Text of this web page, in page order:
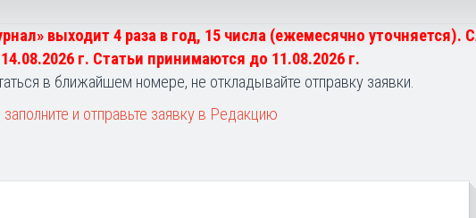
выходит 4 раза в год, 15 числа (ежемесячно
г. Статьи принимаются до 11.08.2026 г.
в ближайшем номере, не откладывайте отправку заявки.
заполните и отправьте заявку в Редакцию